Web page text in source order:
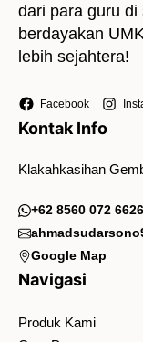
dari para guru di
berdayakan
lebih sejahtera!
Facebook
Kontak Info
Klakahkasihan
+62 8560 072 6626
Google Map
Navigasi
Produk Kami